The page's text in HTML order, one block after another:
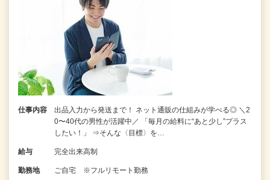
仕事内容
出品入力から発送まで！ ネット通販の仕組みが学べる◎ ＼2
0〜40代の男性が活躍中／ 「毎月の給料に“あと少し”プラス
したい！」 ⇒そんな〈目標〉を…
給与 完全出来高制
勤務地 ご自宅 ※フルリモート勤務